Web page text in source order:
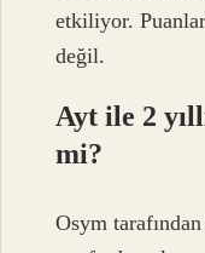
etkiliyor.
değil.
Ayt ile 2
mi?
Osym